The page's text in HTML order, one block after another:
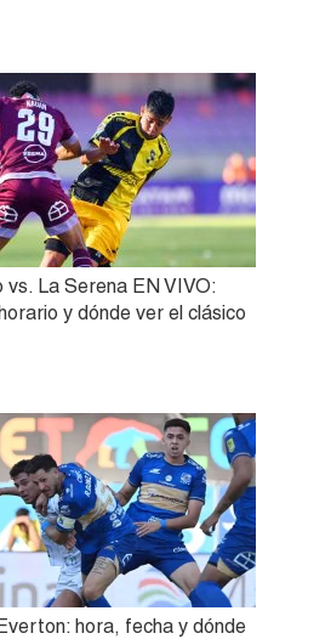
vs. La Serena EN VIVO:
y dónde ver el clásico
hora, fecha y dónde